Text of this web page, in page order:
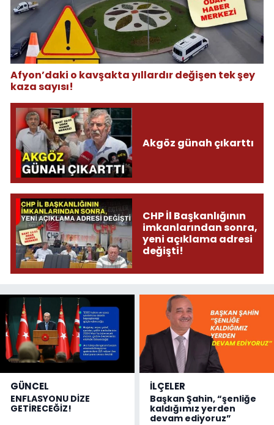
Afyon’daki o kavşakta yıllardır değişen tek şey
kaza sayısı!
Akgöz günah çıkarttı
CHP İl Başkanlığının
imkanlarından sonra,
yeni açıklama adresi
değişti!
GÜNCEL
ENFLASYONU DİZE
GETİRECEĞİZ!
İLÇELER
Başkan Şahin, “şenliğe
kaldığımız yerden
devam ediyoruz”